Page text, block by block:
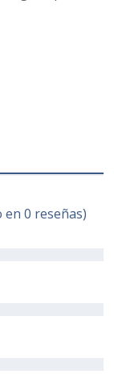
en 0 reseñas)